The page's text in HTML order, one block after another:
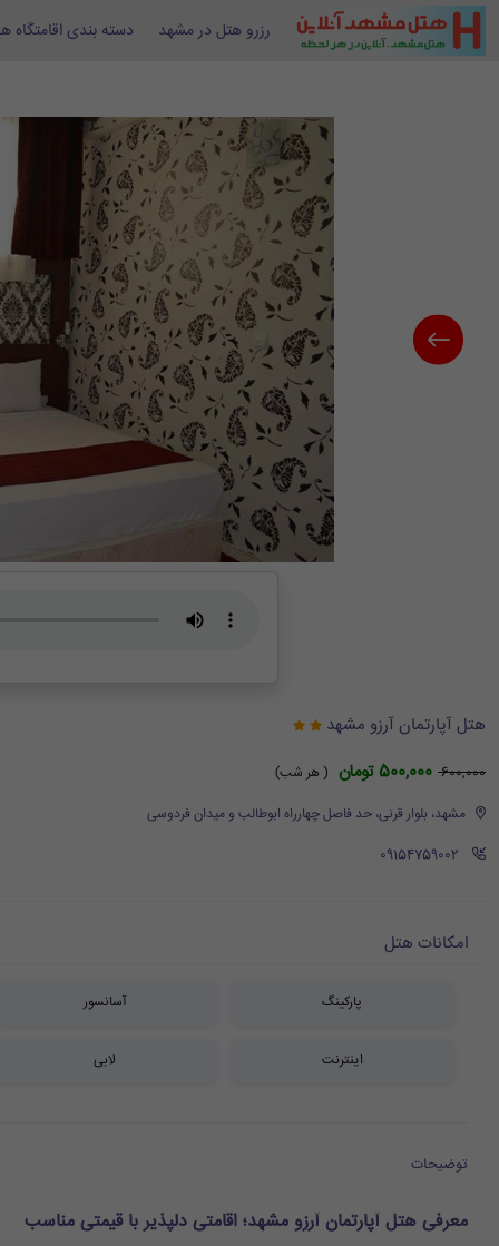
رزرو هتل در مشهد دسته بندی اقامتگاه
هتل آپارتمان آرزو مشهد
600,000 500,000 تومان
( هر شب)
مشهد، بلوار قرنی، حد فاصل چهارراه ابوطالب و میدان فردوسی
‪ 09154759002
امکانات هتل
پارکینگ آسانسور
اینترنت لابی
توضیحات
معرفی هتل آپارتمان آرزو مشهد؛ اقامتی دلپذیر با قیمتی مناسب